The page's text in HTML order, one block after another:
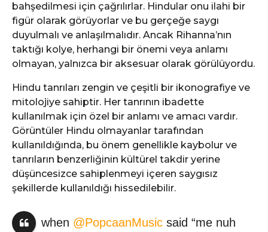
bahşedilmesi için çağrılırlar. Hindular onu ilahi bir
figür olarak görüyorlar ve bu gerçeğe saygı
duyulmalı ve anlaşılmalıdır. Ancak Rihanna’nın
taktığı kolye, herhangi bir önemi veya anlamı
olmayan, yalnızca bir aksesuar olarak görülüyordu.
Hindu tanrıları zengin ve çeşitli bir ikonografiye ve
mitolojiye sahiptir. Her tanrının ibadette
kullanılmak için özel bir anlamı ve amacı vardır.
Görüntüler Hindu olmayanlar tarafından
kullanıldığında, bu önem genellikle kaybolur ve
tanrıların benzerliğinin kültürel takdir yerine
düşüncesizce sahiplenmeyi içeren saygısız
şekillerde kullanıldığı hissedilebilir.
when @PopcaanMusicsaid “me nuh